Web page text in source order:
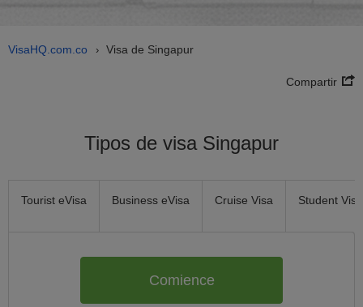
VisaHQ.com.co › Visa de Singapur
Compartir
Tipos de visa Singapur
Tourist eVisa Business eVisa Cruise Visa Student Visa
Comience